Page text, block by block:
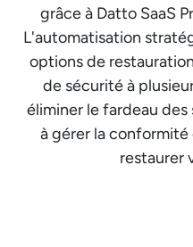
grâce à Datto SaaS
L'automatisation
options de
de sécurité à
éliminer le fardeau
à gérer la
restaurer